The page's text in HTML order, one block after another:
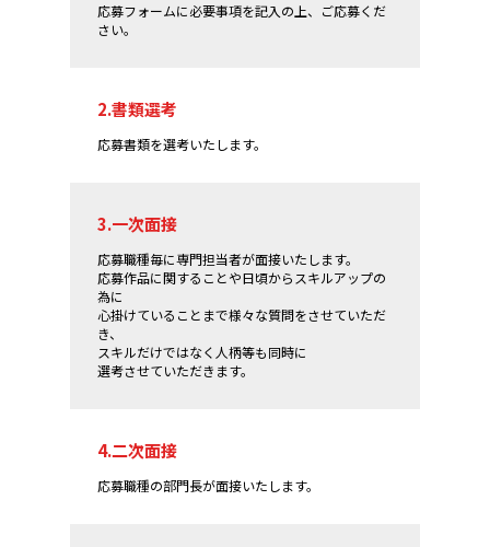
応募フォームに必要事項を記入の上、ご応募くだ
さい。
2.書類選考
応募書類を選考いたします。
3.一次面接
応募職種毎に専門担当者が面接いたします。
応募作品に関することや日頃からスキルアップの
為に
心掛けていることまで様々な質問をさせていただ
き、
スキルだけではなく人柄等も同時に
選考させていただきます。
4.二次面接
応募職種の部門長が面接いたします。